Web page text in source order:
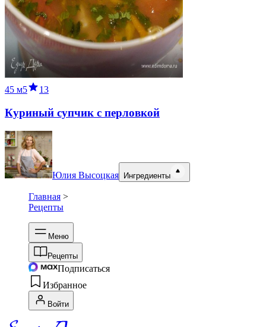
45 м5 13
Куриный супчик с перловкой
Юлия Высоцкая Ингредиенты
Главная >
Рецепты
Меню
Рецепты
Подписаться
Избранное
Войти